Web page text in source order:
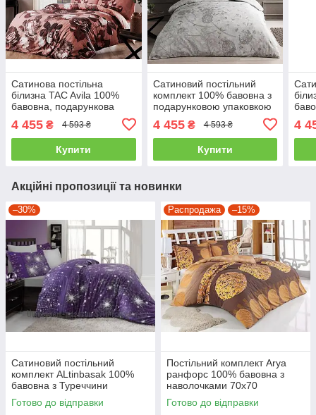
Сатинова постільна
білизна TAC Avila 100%
бавовна, подарункова
наволочки
4 455 ₴ 4 593 ₴
Купити
Сатиновий постільний
комплект 100% бавовна з
подарунковою упаковкою
4 455₴ 4 593 ₴
Купити
4
Акційні пропозиції та новинки
–30%
Сатиновий постільний
комплект ALtinbasak 100%
бавовна з Туреччини
двоспальний - євро
Готово до відправки
Распродажа –15%
Постільний комплект Arya
ранфорс 100% бавовна з
наволочками 70x70
полуторний
Готово до відправки